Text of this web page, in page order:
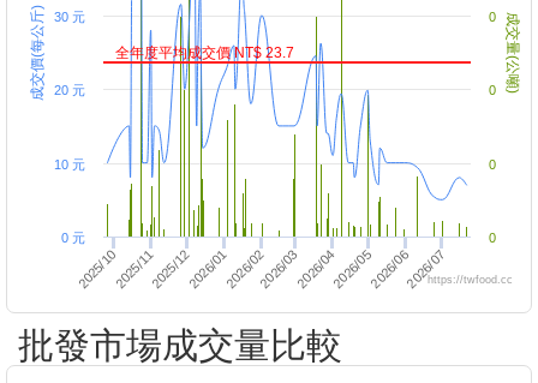
成交價(每公斤) 成交量(公噸)
2025/102025/112025/122026/012026/022026/032026/042026/052026/062026/07
0 元
10 元
20 元
30 元
0
0
0
0
https://twfood.cc
全年度平均成交價 NT$ 23.7
批發市場成交量比較